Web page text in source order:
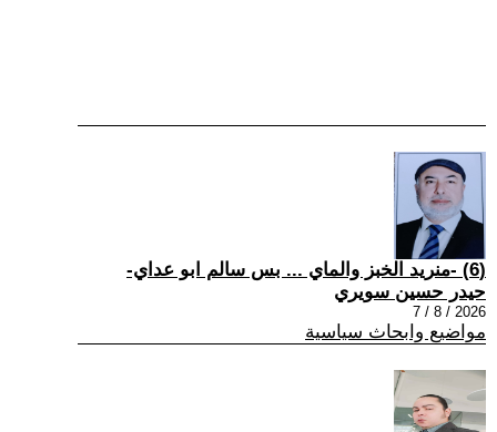
(6) -منريد الخبز والماي ... بس سالم ابو عداي-
حيدر حسين سويري
2026 / 8 / 7
مواضيع وابحاث سياسية